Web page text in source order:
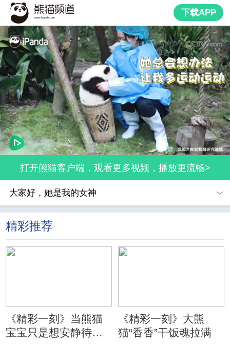
下载APP
打开熊猫客户端，观看更多视频，播放更流畅>
大家好，她是我的女神
精彩推荐
《精彩一刻》当熊猫
宝宝只是想安静待会
《精彩一刻》大熊
猫“香香”干饭魂拉满